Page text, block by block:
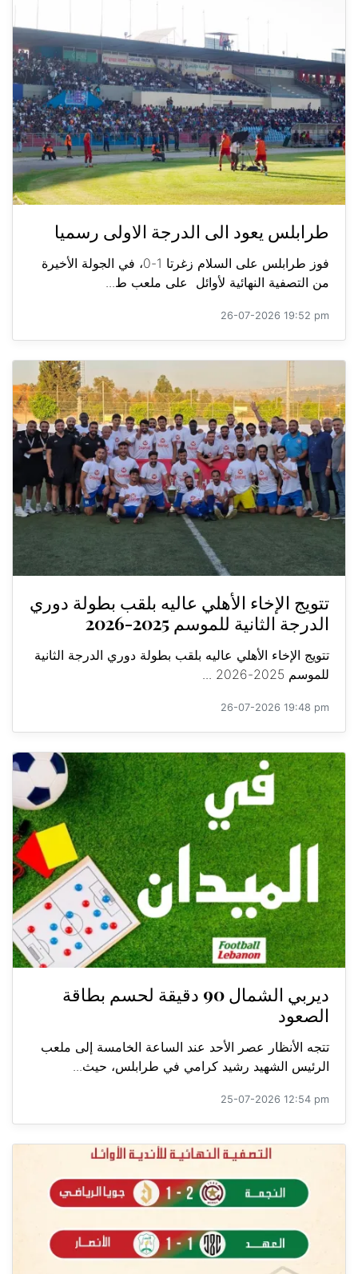
طرابلس يعود الى الدرجة الاولى رسميا
فوز طرابلس على السلام زغرتا 1-0، في الجولة الأخيرة
من التصفية النهائية لأوائل على ملعب ط...
26-07-2026 19:52 pm
تتويج الإخاء الأهلي عاليه بلقب بطولة دوري
الدرجة الثانية للموسم 2025-2026
تتويج الإخاء الأهلي عاليه بلقب بطولة دوري الدرجة الثانية
للموسم 2025-2026 ...
26-07-2026 19:48 pm
ديربي الشمال 90 دقيقة لحسم بطاقة
الصعود
تتجه الأنظار عصر الأحد عند الساعة الخامسة إلى ملعب
الرئيس الشهيد رشيد كرامي في طرابلس، حيث...
25-07-2026 12:54 pm